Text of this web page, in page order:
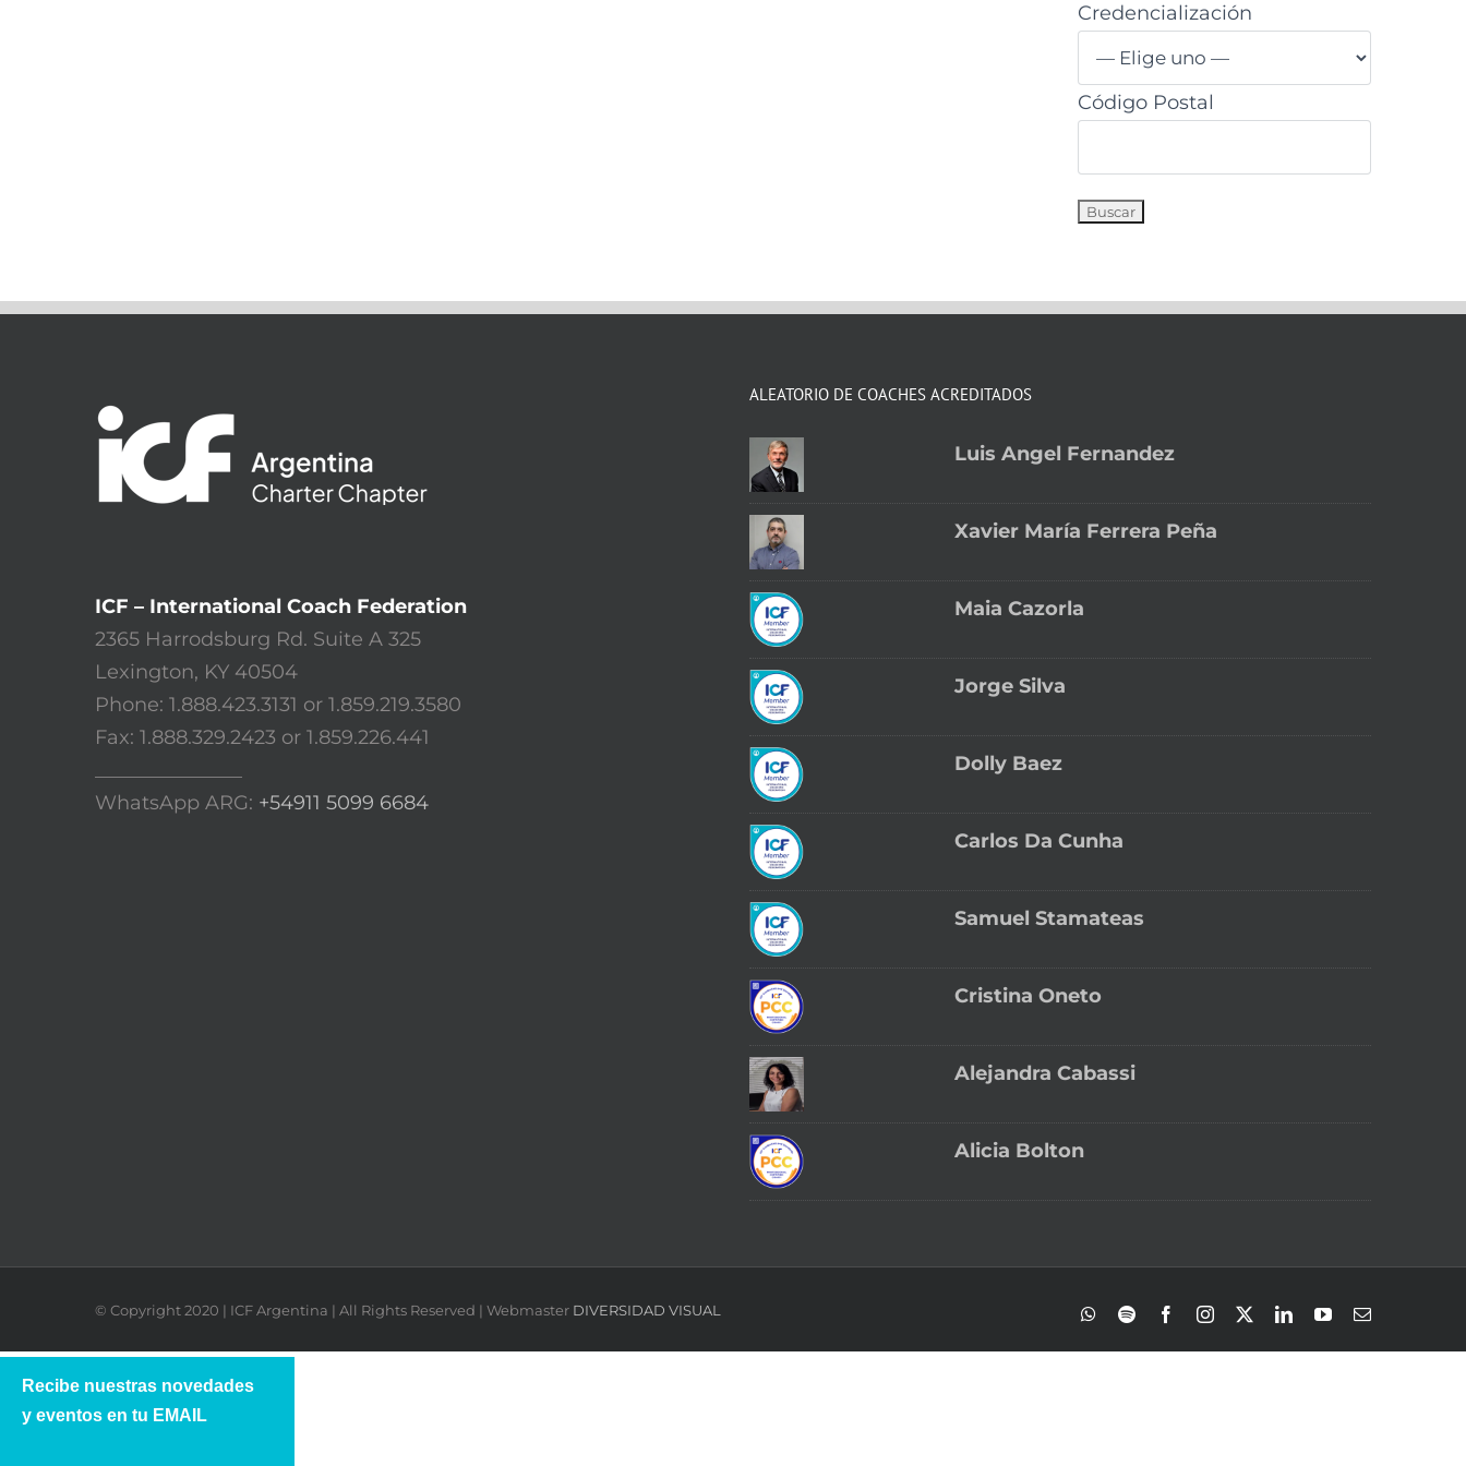
Credencialización
Código Postal
ICF – International Coach Federation
2365 Harrodsburg Rd. Suite A 325
Lexington, KY 40504
Phone: 1.888.423.3131 or 1.859.219.3580
Fax: 1.888.329.2423 or 1.859.226.441
WhatsApp ARG: +54911 5099 6684
ALEATORIO DE COACHES ACREDITADOS
Luis Angel Fernandez
Xavier María Ferrera Peña
Maia Cazorla
Jorge Silva
Dolly Baez
Carlos Da Cunha
Samuel Stamateas
Cristina Oneto
Alejandra Cabassi
Alicia Bolton
© Copyright 2020 | ICF Argentina | All Rights Reserved | Webmaster DIVERSIDAD VISUAL WhatsApp
Spotify FacebookInstagram LinkedInYouTubeCorreo
Recibe nuestras novedades
y eventos en tu EMAIL